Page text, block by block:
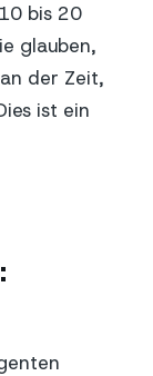
bis 20
glauben,
der Zeit,
ist ein